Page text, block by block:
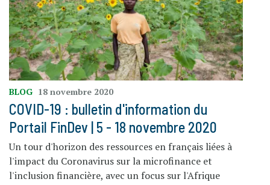
BLOG 18 novembre 2020
COVID-19 : bulletin d'information du
Portail FinDev | 5 - 18 novembre 2020
Un tour d'horizon des ressources en français liées à
l'impact du Coronavirus sur la microfinance et
l'inclusion financière, avec un focus sur l'Afrique